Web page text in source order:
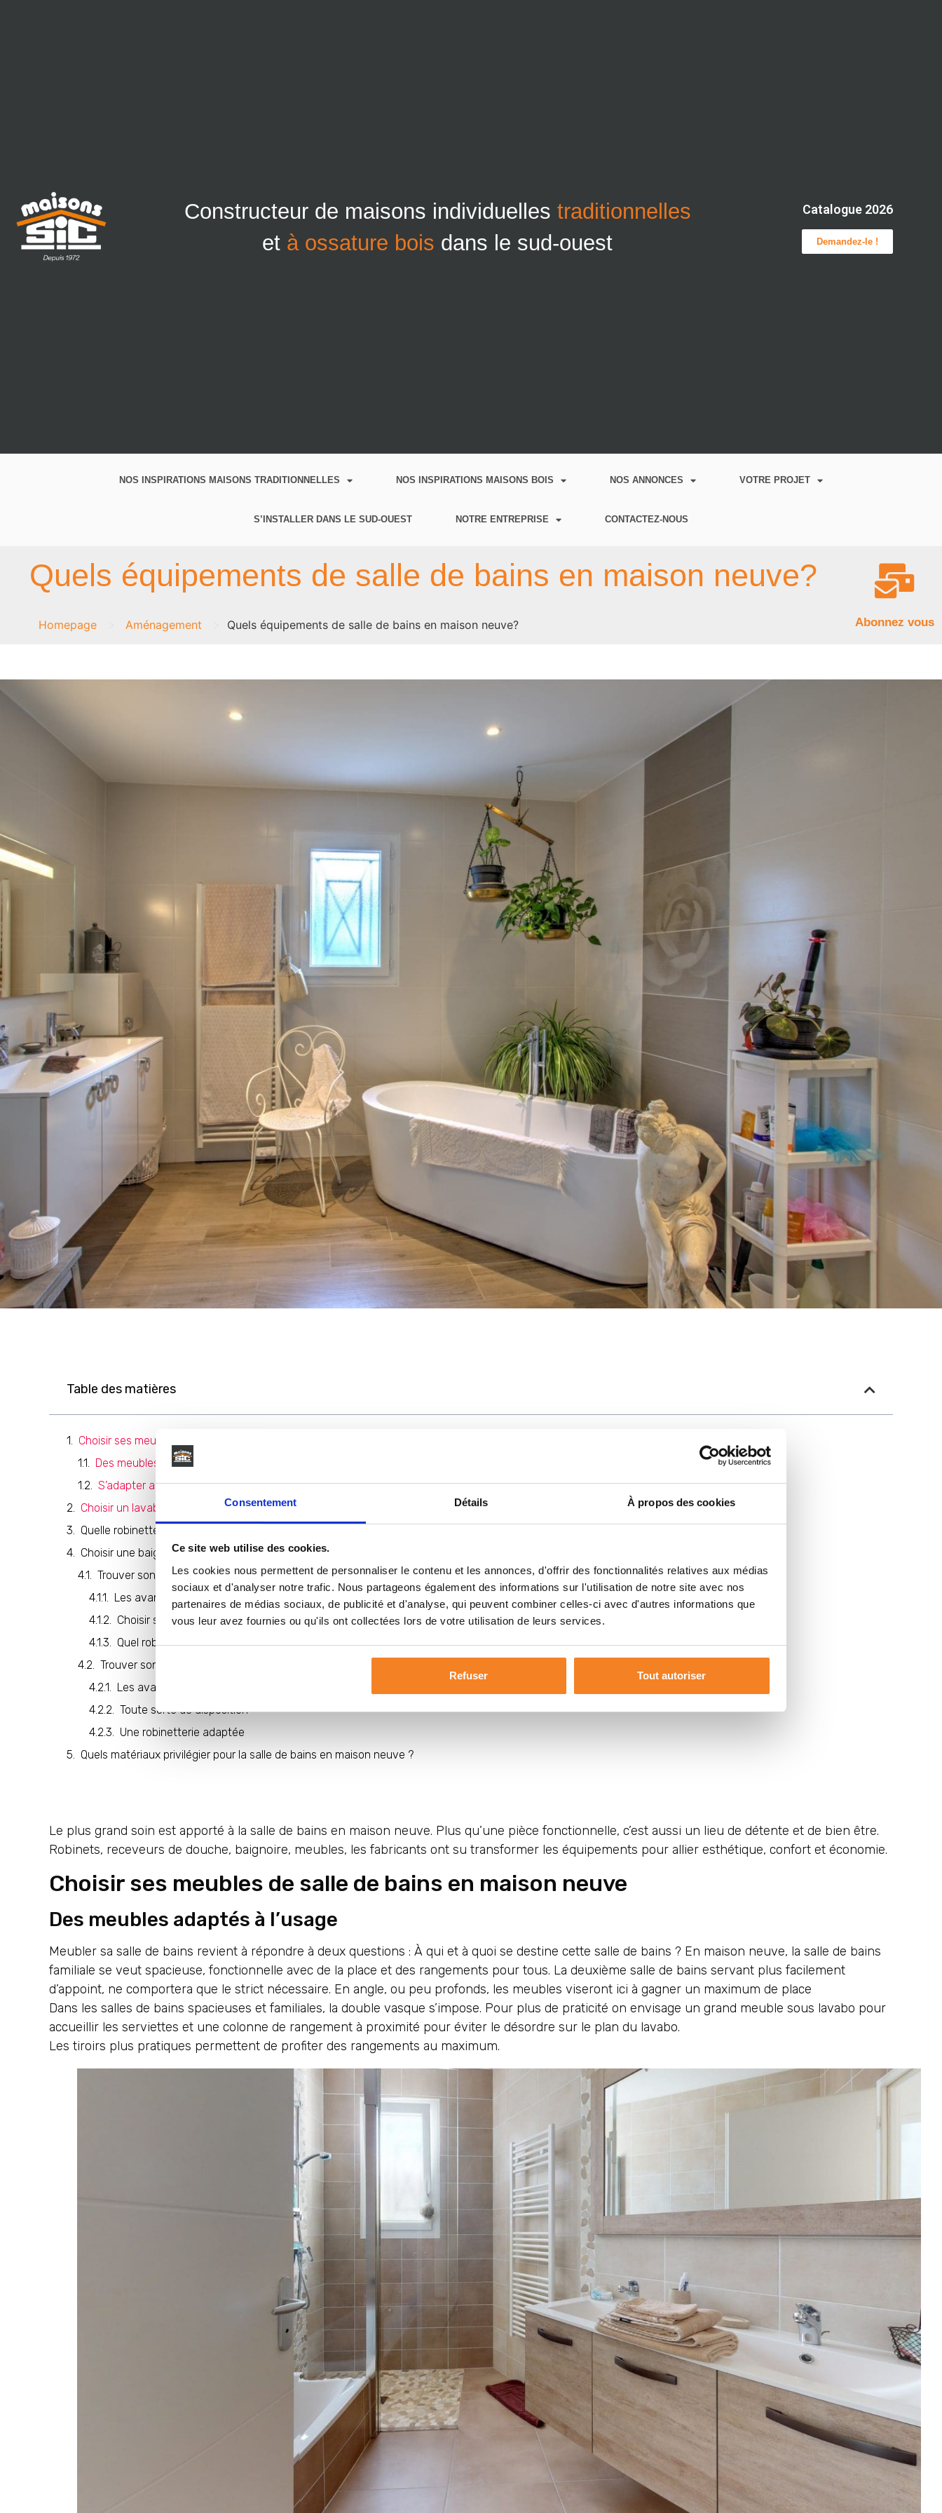
Consentement Détails À propos des cookies
Ce site web utilise des cookies.
Les cookies nous permettent de personnaliser le contenu et les annonces, d'offrir des fonctionnalités relatives aux médias
sociaux et d'analyser notre trafic. Nous partageons également des informations sur l'utilisation de notre site avec nos
partenaires de médias sociaux, de publicité et d'analyse, qui peuvent combiner celles-ci avec d'autres informations que
vous leur avez fournies ou qu'ils ont collectées lors de votre utilisation de leurs services.
Refuser Tout autoriser
Constructeur de maisons individuelles traditionnelles
et à ossature bois dans le sud-ouest
Catalogue 2026
Demandez-le !
NOS INSPIRATIONS MAISONS TRADITIONNELLES NOS INSPIRATIONS MAISONS BOIS NOS ANNONCES VOTRE PROJET
S’INSTALLER DANS LE SUD-OUEST NOTRE ENTREPRISE CONTACTEZ-NOUS
Quels équipements de salle de bains en maison neuve?
Homepage Aménagement Quels équipements de salle de bains en maison neuve? Abonnez vous
Table des matières
Choisir ses meubles de salle de bains en maison neuve
Des meubles adaptés à l’usage
S’adapter aux occupants dans la salle de bains en maison neuve
Choisir un lavabo ou une vasque?
Quelle robinetterie pour ma salle de bains en maison neuve?
Choisir une baignoire, une douche ou les deux
Trouver son modèle de baignoire
Les avantages de la baignoire en maison neuve
Choisir sa forme de baignoire
Quel robinet pour la baignoire de ma salle de bains en maison neuve ?
Trouver son modèle de douche
Les avantages de la douche en maison neuve
Toute sorte de disposition
Une robinetterie adaptée
Quels matériaux privilégier pour la salle de bains en maison neuve ?
Le plus grand soin est apporté à la salle de bains en maison neuve. Plus qu’une pièce fonctionnelle, c’est aussi un lieu de détente et de bien être.
Robinets, receveurs de douche, baignoire, meubles, les fabricants ont su transformer les équipements pour allier esthétique, confort et économie.
Choisir ses meubles de salle de bains en maison neuve
Des meubles adaptés à l’usage
Meubler sa salle de bains revient à répondre à deux questions : À qui et à quoi se destine cette salle de bains ? En maison neuve, la salle de bains
familiale se veut spacieuse, fonctionnelle avec de la place et des rangements pour tous. La deuxième salle de bains servant plus facilement
d’appoint, ne comportera que le strict nécessaire. En angle, ou peu profonds, les meubles viseront ici à gagner un maximum de place
Dans les salles de bains spacieuses et familiales, la double vasque s’impose. Pour plus de praticité on envisage un grand meuble sous lavabo pour
accueillir les serviettes et une colonne de rangement à proximité pour éviter le désordre sur le plan du lavabo.
Les tiroirs plus pratiques permettent de profiter des rangements au maximum.